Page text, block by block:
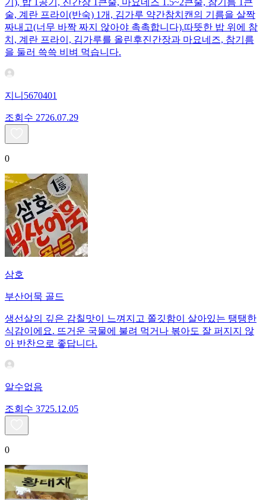
기), 밥 1공기, 진간장 1큰술, 마요네즈 1.5~2큰술, 참기름 1큰
술, 계란 프라이(반숙) 1개, 김가루 약간 ​참치캔의 기름을 살짝
짜내고(너무 바짝 짜지 않아야 촉촉합니다). ​따뜻한 밥 위에 참
치, 계란 프라이, 김가루를 올린후 ​진간장과 마요네즈, 참기름
을 둘러 쓱쓱 비벼 먹습니다.
지니5670401
조회수 2726.07.29
0
삼호
부산어묵 골드
생선살의 깊은 감칠맛이 느껴지고 쫄깃함이 살아있는 탱탱한
식감이에요. 뜨거운 국물에 불려 먹거나 볶아도 잘 퍼지지 않
아 반찬으로 좋답니다.
알수없음
조회수 3725.12.05
0